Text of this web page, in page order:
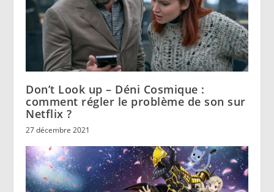
Don’t Look up – Déni Cosmique :
comment régler le problème de son sur
Netflix ?
27 décembre 2021